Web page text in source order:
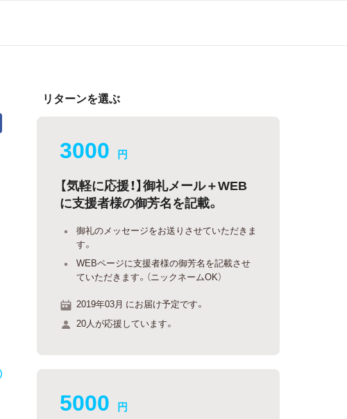
リターンを選ぶ
3000 円
【気軽に応援！】御礼メール＋WEB
に支援者様の御芳名を記載。
御礼のメッセージをお送りさせていただきま
す。
WEBページに支援者様の御芳名を記載させ
ていただきます。（ニックネームOK）
2019年03月 にお届け予定です。
20人が応援しています。
5000 円